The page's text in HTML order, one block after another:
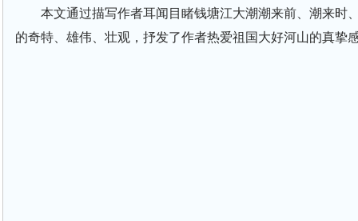
本文通过描写作者耳闻目睹钱塘江大潮潮来前、潮来时
的奇特、雄伟、壮观，抒发了作者热爱祖国大好河山的真挚